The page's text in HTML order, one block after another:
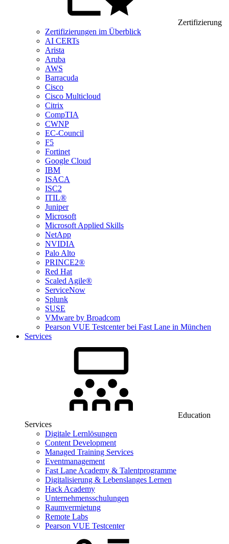
Zertifizierung
Zertifizierungen im Überblick
AI CERTs
Arista
Aruba
AWS
Barracuda
Cisco
Cisco Multicloud
Citrix
CompTIA
CWNP
EC-Council
F5
Fortinet
Google Cloud
IBM
ISACA
ISC2
ITIL®
Juniper
Microsoft
Microsoft Applied Skills
NetApp
NVIDIA
Palo Alto
PRINCE2®
Red Hat
Scaled Agile®
ServiceNow
Splunk
SUSE
VMware by Broadcom
Pearson VUE Testcenter bei Fast Lane in München
Services
Education
Services
Digitale Lernlösungen
Content Development
Managed Training Services
Eventmanagement
Fast Lane Academy & Talentprogramme
Digitalisierung & Lebenslanges Lernen
Hack Academy
Unternehmensschulungen
Raumvermietung
Remote Labs
Pearson VUE Testcenter